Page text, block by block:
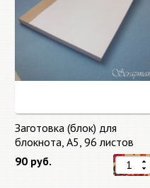
Заготовка (блок) для
блокнота, А5, 96 листов
90 руб.